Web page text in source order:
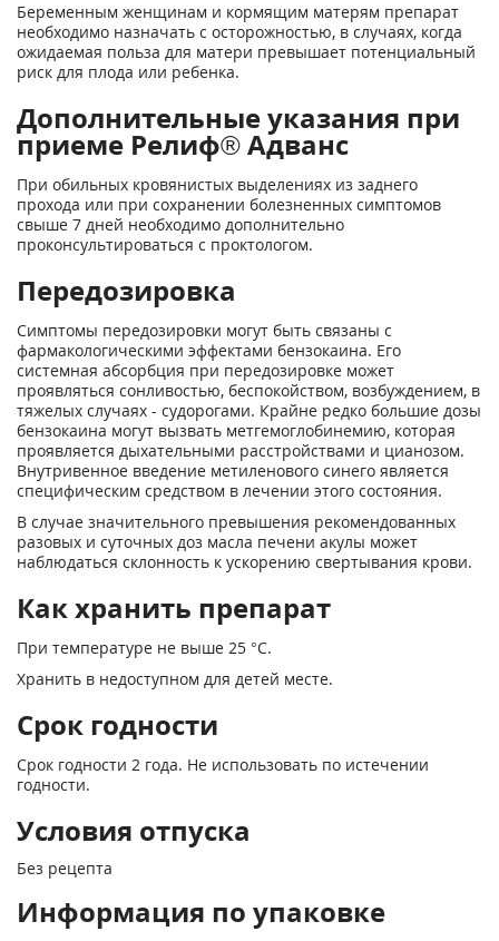
Беременным женщинам и кормящим матерям препарат
необходимо назначать с осторожностью, в случаях, когда
ожидаемая польза для матери превышает потенциальный
риск для плода или ребенка.
Дополнительные указания при
приеме Релиф® Адванс
При обильных кровянистых выделениях из заднего
прохода или при сохранении болезненных симптомов
свыше 7 дней необходимо дополнительно
проконсультироваться с проктологом.
Передозировка
Симптомы передозировки могут быть связаны с
фармакологическими эффектами бензокаина. Его
системная абсорбция при передозировке может
проявляться сонливостью, беспокойством, возбуждением, в
тяжелых случаях - судорогами. Крайне редко большие дозы
бензокаина могут вызвать метгемоглобинемию, которая
проявляется дыхательными расстройствами и цианозом.
Внутривенное введение метиленового синего является
специфическим средством в лечении этого состояния.
В случае значительного превышения рекомендованных
разовых и суточных доз масла печени акулы может
наблюдаться склонность к ускорению свертывания крови.
Как хранить препарат
При температуре не выше 25 °С.
Хранить в недоступном для детей месте.
Срок годности
Срок годности 2 года. Не использовать по истечении
годности.
Условия отпуска
Без рецепта
Информация по упаковке